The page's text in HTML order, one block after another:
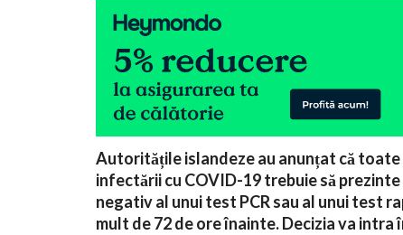
Autoritățile islandeze au anunțat că
infectării cu COVID-19 trebuie să
negativ al unui test PCR sau al unui test
mult de 72 de ore înainte. Decizia va